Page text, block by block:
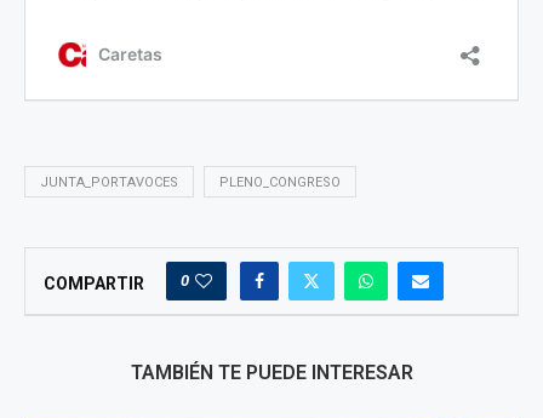
JUNTA_PORTAVOCES PLENO_CONGRESO
COMPARTIR 0
TAMBIÉN TE PUEDE INTERESAR